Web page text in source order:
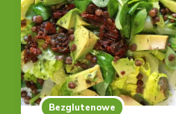
Bezglutenowe